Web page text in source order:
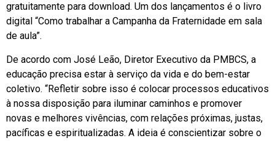
gratuitamente para download. Um dos lançamentos é o livro
digital “Como trabalhar a Campanha da Fraternidade em sala
de aula”.
De acordo com José Leão, Diretor Executivo da PMBCS, a
educação precisa estar à serviço da vida e do bem-estar
coletivo. “Refletir sobre isso é colocar processos educativos
à nossa disposição para iluminar caminhos e promover
novas e melhores vivências, com relações próximas, justas,
pacíficas e espiritualizadas. A ideia é conscientizar sobre o